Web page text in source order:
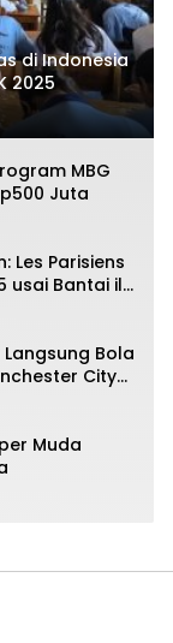
di Indonesia
2025
MBG
Juta
Les Parisiens
usai Bantai il
Bola
City
Muda